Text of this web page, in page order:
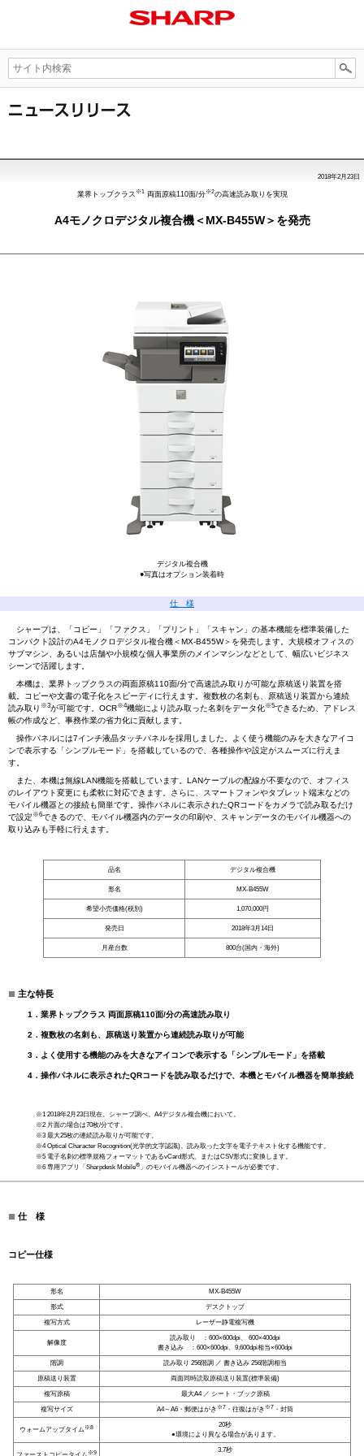
2018年2月23日
業界トップクラス ※1両面原稿110面/分※2の高速読み取りを実現
A4モノクロデジタル複合機＜MX-B455W＞を発売
デジタル複合機
●写真はオプション装着時
仕 様
シャープは、「コピー」「ファクス」「プリント」「スキャン」の基本機能を標準装備した
コンパクト設計のA4モノクロデジタル複合機＜MX-B455W＞を発売します。大規模オフィスの
サブマシン、あるいは店舗や小規模な個人事業所のメインマシンなどとして、幅広いビジネス
シーンで活躍します。
本機は、業界トップクラスの両面原稿110面/分で高速読み取りが可能な原稿送り装置を搭
載。コピーや文書の電子化をスピーディに行えます。複数枚の名刺も、原稿送り装置から連続
読み取り ※3が可能です。OCR※4機能により読み取った名刺をデータ化※5できるため、アドレス
帳の作成など、事務作業の省力化に貢献します。
操作パネルには7インチ液晶タッチパネルを採用しました。よく使う機能のみを大きなアイコ
ンで表示する「シンプルモード」を搭載しているので、各種操作や設定がスムーズに行えま
す。
また、本機は無線LAN機能を搭載しています。LANケーブルの配線が不要なので、オフィス
のレイアウト変更にも柔軟に対応できます。さらに、スマートフォンやタブレット端末などの
モバイル機器との接続も簡単です。操作パネルに表示されたQRコードをカメラで読み取るだけ
で設定 ※6できるので、モバイル機器内のデータの印刷や、スキャンデータのモバイル機器への
取り込みも手軽に行えます。
品名 デジタル複合機
形名 MX-B455W
希望小売価格(税別) 1,070,000円
発売日 2018年3月14日
月産台数 800台(国内・海外)
■ 主な特長
1．業界トップクラス 両面原稿110面/分の高速読み取り
2．複数枚の名刺も、原稿送り装置から連続読み取りが可能
3．よく使用する機能のみを大きなアイコンで表示する「シンプルモード」を搭載
4．操作パネルに表示されたQRコードを読み取るだけで、本機とモバイル機器を簡単接続
※1 2018年2月23日現在。シャープ調べ。A4デジタル複合機において。
※2 片面の場合は70枚/分です。
※3 最大25枚の連続読み取りが可能です。
※4 Optical Character Recognition(光学的文字認識)。読み取った文字を電子テキスト化する機能です。
※5 電子名刺の標準規格フォーマットであるvCard形式、またはCSV形式に変換します。
※6 専用アプリ「Sharpdesk Mobile® 」のモバイル機器へのインストールが必要です。
■ 仕 様
コピー仕様
形名 MX-B455W
形式 デスクトップ
複写方式 レーザー静電複写機
解像度
読み取り ：600×600dpi、 600×400dpi
書き込み ：600×600dpi、9,600dpi相当×600dpi
階調 読み取り 256階調 ／ 書き込み 256階調相当
原稿送り装置 両面同時読取原稿送り装置(標準装備)
複写原稿 最大A4 ／ シート・ブック原稿
複写サイズ A4～A6・郵便はがき ※7 ・往復はがき ※7 ・封筒
ウォームアップタイム※8
20秒
●環境により異なる場合があります。
※9 3.7秒